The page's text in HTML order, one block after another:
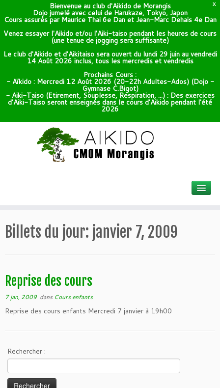
X
Bienvenue au club d'Aikido de Morangis
Dojo jumelé avec celui de Harukaze, Tokyo, Japon
Cours assurés par Maurice Thai 6e Dan et Jean-Marc Dehais 4e Dan
Venez essayer l'Aikido et/ou l'Aiki-taiso pendant les heures de cours
(une tenue de jogging sera suffisante)
Le club d'Aikido et d'Aikitaiso sera ouvert du lundi 29 juin au vendredi
14 Août 2026 inclus, tous les mercredis et vendredis
Prochains Cours :
- Aïkido : Mercredi 12 Août 2026 (20-22h Adultes-Ados) (Dojo -
Gymnase C.Bigot)
- Aiki-Taiso (Etirement, Souplesse, Respiration, ...) : Des exercices
d'Aiki-Taiso seront enseignés dans le cours d'Aikido pendant l'été
2026
Billets du jour: janvier 7, 2009
Reprise des cours
7 jan, 2009 dans Cours enfants
Reprise des cours enfants Mercredi 7 janvier à 19h00
Rechercher :